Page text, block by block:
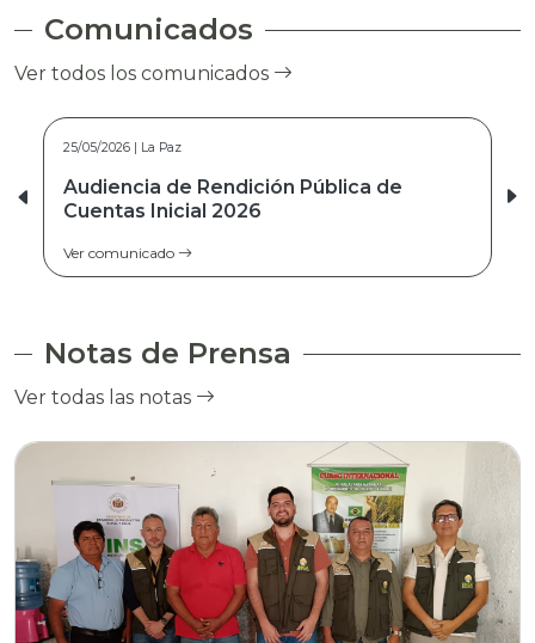
Comunicados
Ver todos los comunicados
25/05/2026 | La Paz
Audiencia de Rendición Pública de
Cuentas Inicial 2026
Ver comunicado
26/03/2026 | Cochabamba
Audiencia de Rendición Pública de
Cuentas Final 2025
Ver comunicado
Notas de Prensa
Ver todas las notas